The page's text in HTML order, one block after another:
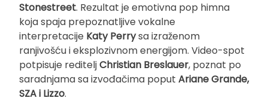
Stonestreet. Rezultat je emotivna pop himna
koja spaja prepoznatljive vokalne
interpretacije Katy Perrysa izraženom
ranjivošću i eksplozivnom energijom. Video-spot
potpisuje rediteljChristian Breslauer, poznat po
saradnjama sa izvođačima poput Ariane Grande,
SZA i Lizzo.